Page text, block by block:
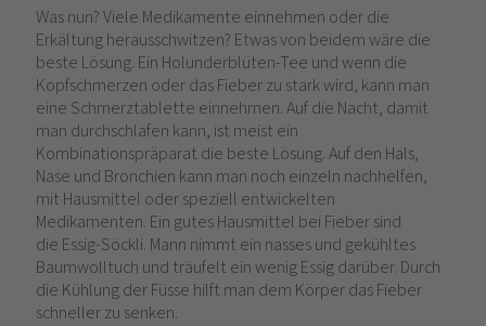
Was nun? Viele Medikamente einnehmen oder die
Erkältung herausschwitzen? Etwas von beidem wäre die
beste Lösung. Ein Holunderblüten-Tee und wenn die
Kopfschmerzen oder das Fieber zu stark wird, kann man
eine Schmerztablette einnehmen. Auf die Nacht, damit
man durchschlafen kann, ist meist ein
Kombinationspräparat die beste Lösung. Auf den Hals,
Nase und Bronchien kann man noch einzeln nachhelfen,
mit Hausmittel oder speziell entwickelten
Medikamenten. Ein gutes Hausmittel bei Fieber sind
die Essig-Söckli. Mann nimmt ein nasses und gekühltes
Baumwolltuch und träufelt ein wenig Essig darüber. Durch
die Kühlung der Füsse hilft man dem Körper das Fieber
schneller zu senken.